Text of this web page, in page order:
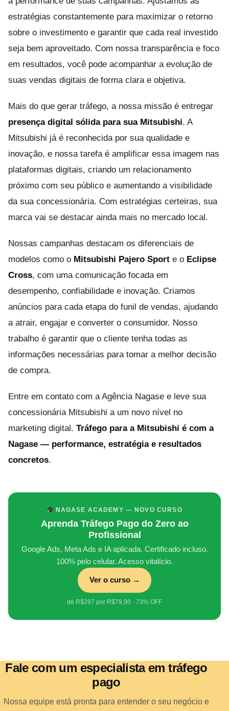
estratégias constantemente para maximizar o retorno
sobre o investimento e garantir que cada real investido
seja bem aproveitado. Com nossa transparência e foco
em resultados, você pode acompanhar a evolução de
suas vendas digitais de forma clara e objetiva.
Mais do que gerar tráfego, a nossa missão é entregar
presença digital sólida para sua Mitsubishi. A
Mitsubishi já é reconhecida por sua qualidade e
inovação, e nossa tarefa é amplificar essa imagem nas
plataformas digitais, criando um relacionamento
próximo com seu público e aumentando a visibilidade
da sua concessionária. Com estratégias certeiras, sua
marca vai se destacar ainda mais no mercado local.
Nossas campanhas destacam os diferenciais de
modelos como o Mitsubishi Pajero Sport e o Eclipse
Cross, com uma comunicação focada em
desempenho, confiabilidade e inovação. Criamos
anúncios para cada etapa do funil de vendas, ajudando
a atrair, engajar e converter o consumidor. Nosso
trabalho é garantir que o cliente tenha todas as
informações necessárias para tomar a melhor decisão
de compra.
Entre em contato com a Agência Nagase e leve sua
concessionária Mitsubishi a um novo nível no
marketing digital. Tráfego para a Mitsubishi é com a
Nagase — performance, estratégia e resultados
concretos.
NAGASE ACADEMY — NOVO CURSO
Aprenda Tráfego Pago do Zero ao
Profissional
Google Ads, Meta Ads e IA aplicada. Certificado incluso.
100% pelo celular. Acesso vitalício.
Ver o curso →
de R$297 por R$79,90 · 73% OFF
Fale com um especialista em tráfego
pago
Nossa equipe está pronta para entender o seu negócio e